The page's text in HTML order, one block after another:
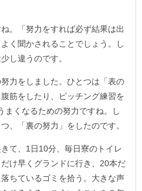
。「努力をすれば必ず結果は出
く聞かされることでしょう。し
し違うのです。
力をしました。ひとつは「表の
筋をしたり、ピッチング練習を
まくなるための努力ですね。し
、「裏の努力」をしたのです。
て、1日10分、毎日寮のトイレ
け早くグランドに行き、20本だ
ちているゴミを拾う。大きな声